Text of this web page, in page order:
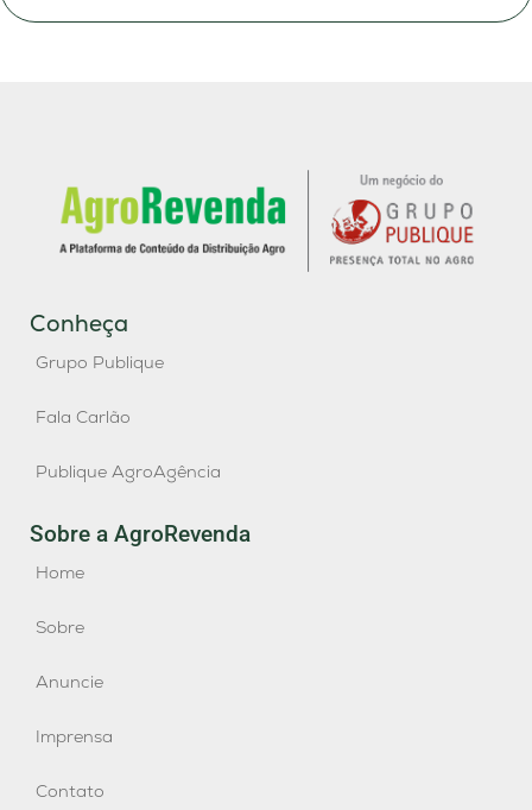
Conheça
Grupo Publique
Fala Carlão
Publique AgroAgência
Sobre a AgroRevenda
Home
Sobre
Anuncie
Imprensa
Contato